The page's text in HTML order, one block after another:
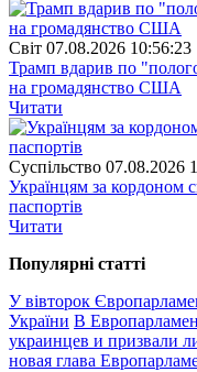
Свiт 07.08.2026 10:56:23
Трамп вдарив по
на громадянство США
Читати
Суспiльство 07.08.2026
Українцям за кордоном
паспортів
Читати
Популярнi статтi
У вівторок
України В
украинцев и призвали
новая глава